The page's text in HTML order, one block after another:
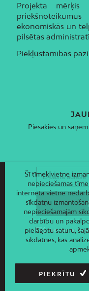
Projekta
ekonomiskās un
pilsētas
Piekļūstamības
Piesakies un
Šī tīmekļvietne
nepieciešamas
interneta vietne
sīkdatņu
nepieciešamajām
darbību un
pielāgotu saturu,
sīkdatnes, kas
PIEKRĪTU